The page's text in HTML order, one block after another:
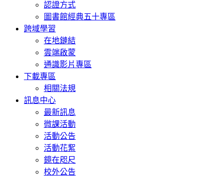
認證方式
圖書館經典五十專區
跨域學習
在地鏈結
雲端啟蒙
通識影片專區
下載專區
相關法規
訊息中心
最新訊息
微課活動
活動公告
活動花絮
鏡在咫尺
校外公告